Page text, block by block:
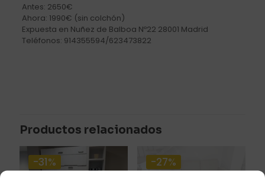
Antes: 2650€
Ahora: 1990€ (sin colchón)
Expuesta en Nuñez de Balboa Nº22 28001 Madrid
Teléfonos: 914355594/623473822
abatible de 150cm de gran calidad
y excelente terminación”
Tu dirección de correo electrónico no será publicada.
Productos relacionados
-31% -27%